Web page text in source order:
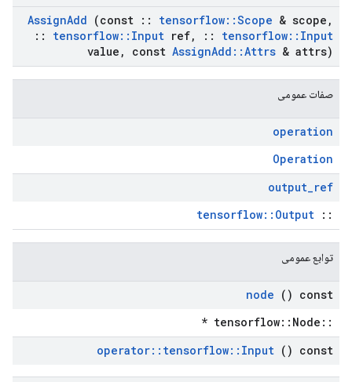
AssignAdd (const :: tensorflow::Scope & scope ,
::
tensorflow:: Input ref, :: tensorflow:: Input
value , const AssignAdd ::Attrs & attrs)
صفات عمومی
operation
Operation
output_ref
::
tensorflow::Output
توابع عمومی
node () const
::tensorflow::Node *
operator:: tensorflow:: Input () const